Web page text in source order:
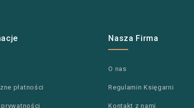
płatności
Nasza Firma
O nas
Regulamin Księgarni
Kontakt z nami